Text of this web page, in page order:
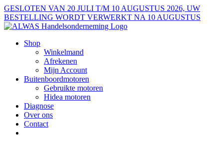
Ga
naar
inhoud
GESLOTEN VAN 20 JULI T/M 10 AUGUSTUS 2026, UW
BESTELLING WORDT VERWERKT NA 10 AUGUSTUS
Shop
Winkelmand
Afrekenen
Mijn Account
Buitenboordmotoren
Gebruikte motoren
Hidea motoren
Diagnose
Over ons
Contact